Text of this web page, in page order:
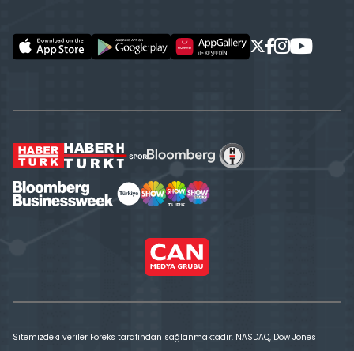
Sitemizdeki veriler Foreks tarafından sağlanmaktadır. NASDAQ, Dow Jones